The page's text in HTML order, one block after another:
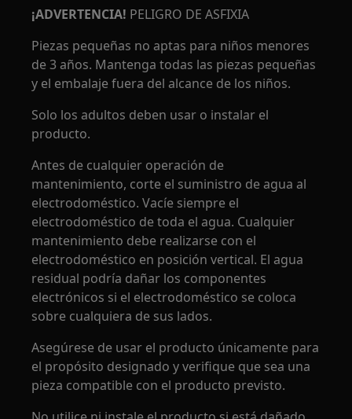
¡ADVERTENCIA! PELIGRO DE ASFIXIA
Piezas pequeñas no aptas para niños menores
de 3 años. Mantenga todas las piezas pequeñas
y el embalaje fuera del alcance de los niños.
Solo los adultos deben usar o instalar el
producto.
Antes de cualquier operación de
mantenimiento, corte el suministro de agua al
electrodoméstico. Vacíe siempre el
electrodoméstico de toda el agua. Cualquier
mantenimiento debe realizarse con el
electrodoméstico en posición vertical. El agua
residual podría dañar los componentes
electrónicos si el electrodoméstico se coloca
sobre cualquiera de sus lados.
Asegúrese de usar el producto únicamente para
el propósito designado y verifique que sea una
pieza compatible con el producto previsto.